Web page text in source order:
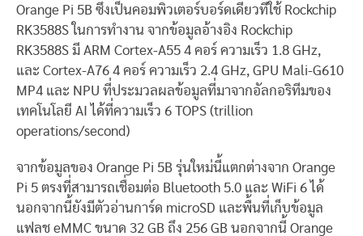
Orange Pi 5B ซึ่งเป็นคอมพิวเตอร์บอร์ดเดี่ยวที่ใช้ Rockchip
RK3588S ในการทำงาน จากข้อมูลอ้างอิง Rockchip
RK3588S มี ARM Cortex-A55 4 คอร์ ความเร็ว 1.8 GHz,
และ Cortex-A76 4 คอร์ ความเร็ว 2.4 GHz, GPU Mali-G610
MP4 และ NPU ที่ประมวลผลข้อมูลที่มาจากอัลกอริทีมของ
เทคโนโลยี AI ได้ที่ความเร็ว 6 TOPS (trillion
operations/second)
จากข้อมูลของ Orange Pi 5B รุ่นใหม่นี้แตกต่างจาก Orange
Pi 5 ตรงที่สามารถเชื่อมต่อ Bluetooth 5.0 และ WiFi 6 ได้
นอกจากนี้ยังมีตัวอ่านการ์ด microSD และพื้นที่เก็บข้อมูล
แฟลช eMMC ขนาด 32 GB ถึง 256 GB นอกจากนี้ Orange